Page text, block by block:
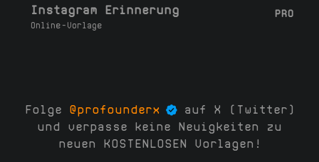
Instagram Erinnerung
Online-Vorlage
PRO
Folge @profounderx
auf X (Twitter)
und verpasse keine Neuigkeiten zu
neuen KOSTENLOSEN Vorlagen!